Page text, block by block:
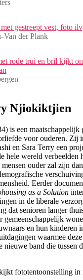
Van der Plank
Njiokiktjien
is een maatschappelijk
voor ouderen. Zij
en Sara Terry een
hele wereld verbeelden
ouder zal zijn
Eerder
as a Solution
in de liberale
dat senioren langer
gemeenschappelijk
en hun kinderen
waarmee
nieuwe band die tussen